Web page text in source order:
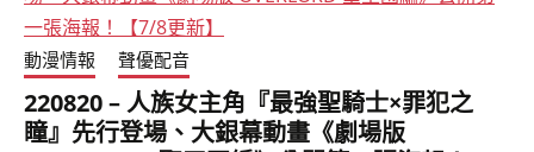
動漫情報 聲優配音
220820 – 人族女主角『最強聖騎士×罪犯之
瞳』先行登場、大銀幕動畫《劇場版